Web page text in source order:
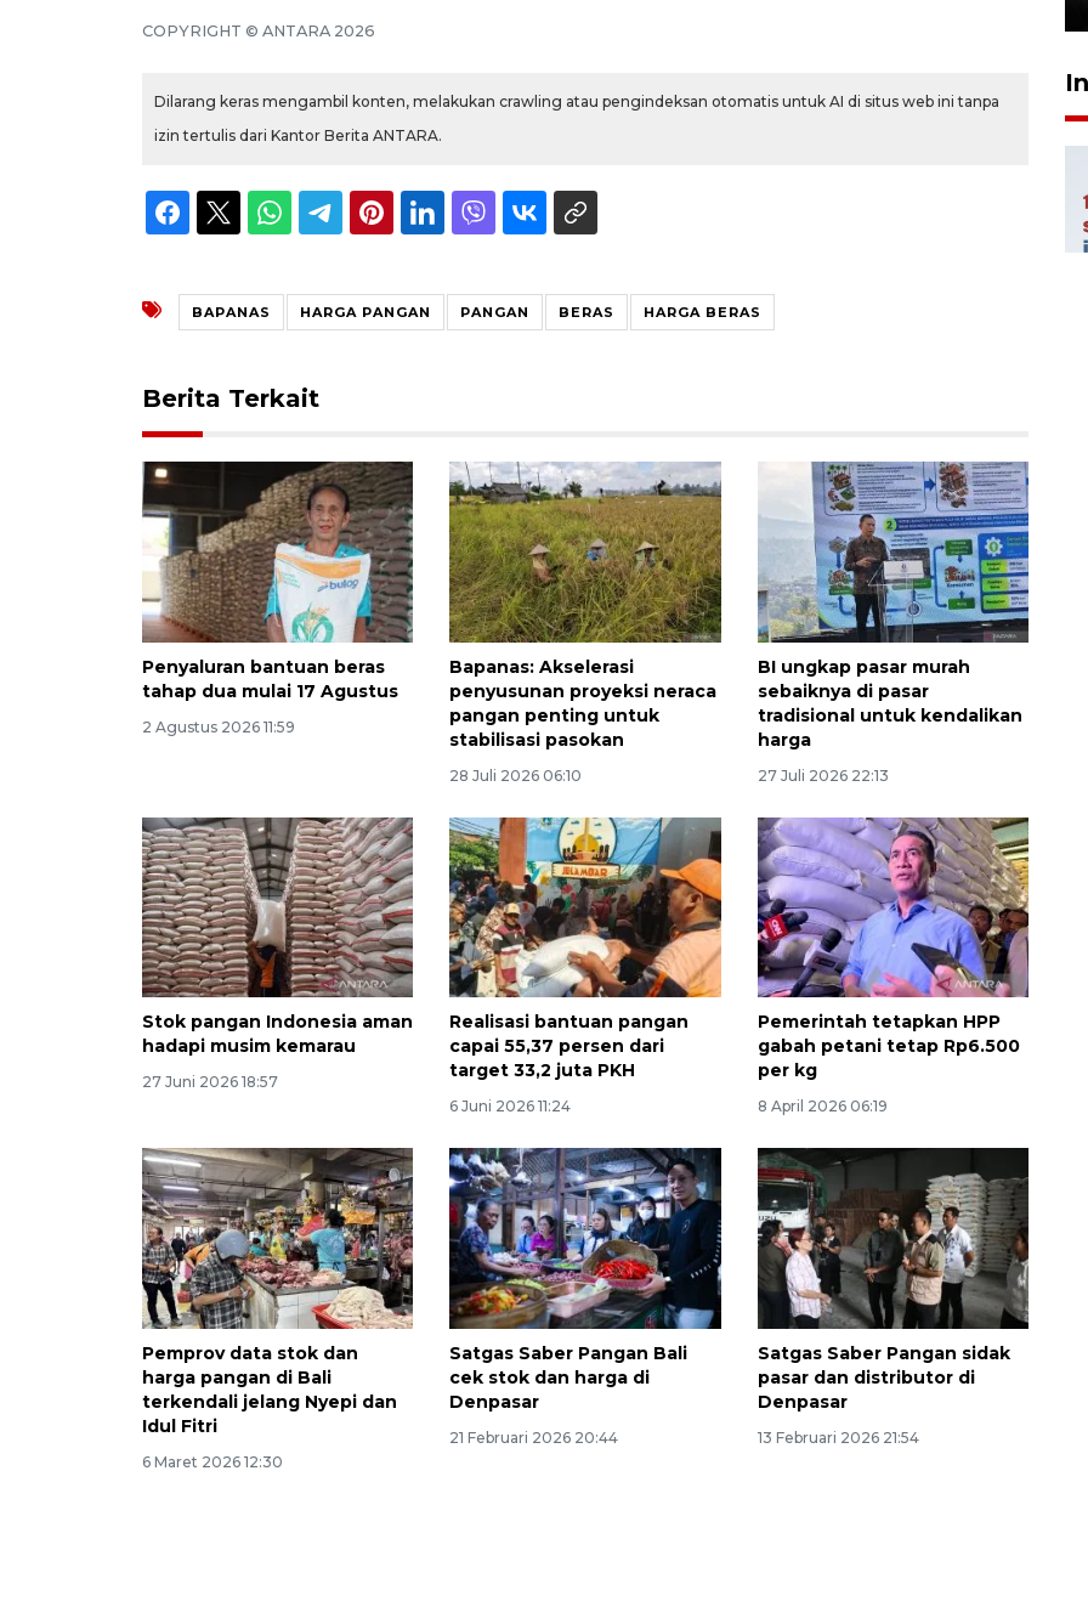
COPYRIGHT © ANTARA 2026
Dilarang keras mengambil konten, melakukan crawling atau pengindeksan otomatis untuk AI di situs web ini tanpa
izin tertulis dari Kantor Berita ANTARA.
BAPANAS HARGA PANGAN PANGAN BERAS HARGA BERAS
Berita Terkait
Penyaluran bantuan beras
tahap dua mulai 17 Agustus
2 Agustus 2026 11:59
Bapanas: Akselerasi
penyusunan proyeksi neraca
pangan penting untuk
stabilisasi pasokan
28 Juli 2026 06:10
BI ungkap pasar murah
sebaiknya di pasar
tradisional untuk kendalikan
harga
27 Juli 2026 22:13
Stok pangan Indonesia aman
hadapi musim kemarau
27 Juni 2026 18:57
Realisasi bantuan pangan
capai 55,37 persen dari
target 33,2 juta PKH
6 Juni 2026 11:24
Pemerintah tetapkan HPP
gabah petani tetap Rp6.500
per kg
8 April 2026 06:19
Pemprov data stok dan
harga pangan di Bali
terkendali jelang Nyepi dan
Idul Fitri
6 Maret 2026 12:30
Satgas Saber Pangan Bali
cek stok dan harga di
Denpasar
21 Februari 2026 20:44
Satgas Saber Pangan sidak
pasar dan distributor di
Denpasar
13 Februari 2026 21:54
Ekonomi triwulan II-2026
tumbuh 5,29 persen
2026-08-06 18:45:00